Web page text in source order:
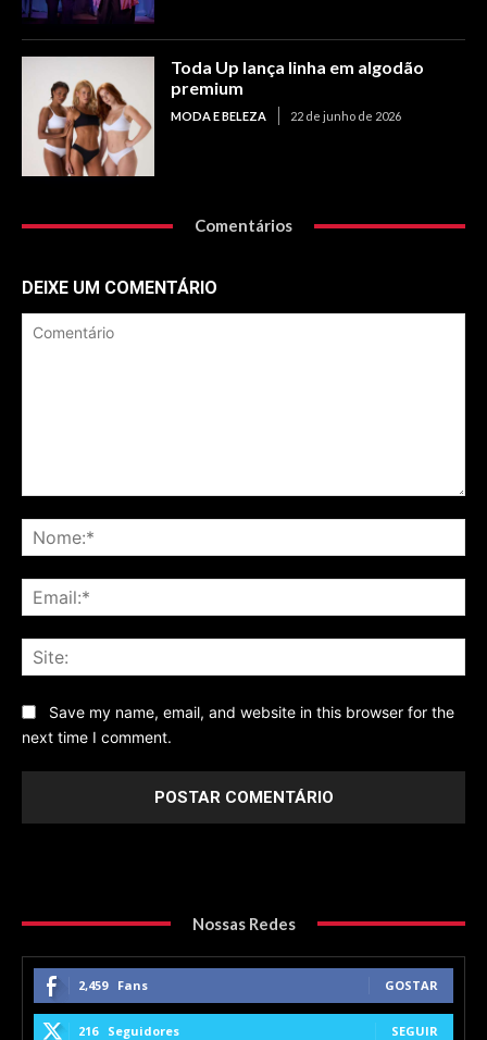
Toda Up lança linha em algodão
premium
MODA E BELEZA 22 de junho de 2026
Comentários
DEIXE UM COMENTÁRIO
Save my name, email, and website in this browser for the
next time I comment.
Nossas Redes
2,459 Fans GOSTAR
216 Seguidores SEGUIR